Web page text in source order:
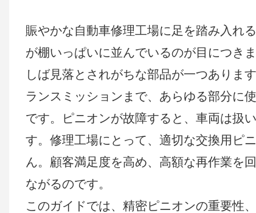
賑やかな自動車修理工場に足を踏み入れ
が棚いっぱいに並んでいるのが目につき
しば見落とされがちな部品が一つありま
ランスミッションまで、あらゆる部分に
です。ピニオンが故障すると、車両は扱
す。修理工場にとって、適切な交換用ピ
ん。顧客満足度を高め、高額な再作業を
ながるのです。
このガイドでは、精密ピニオンの重要性